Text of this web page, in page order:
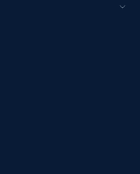
Title, Description,